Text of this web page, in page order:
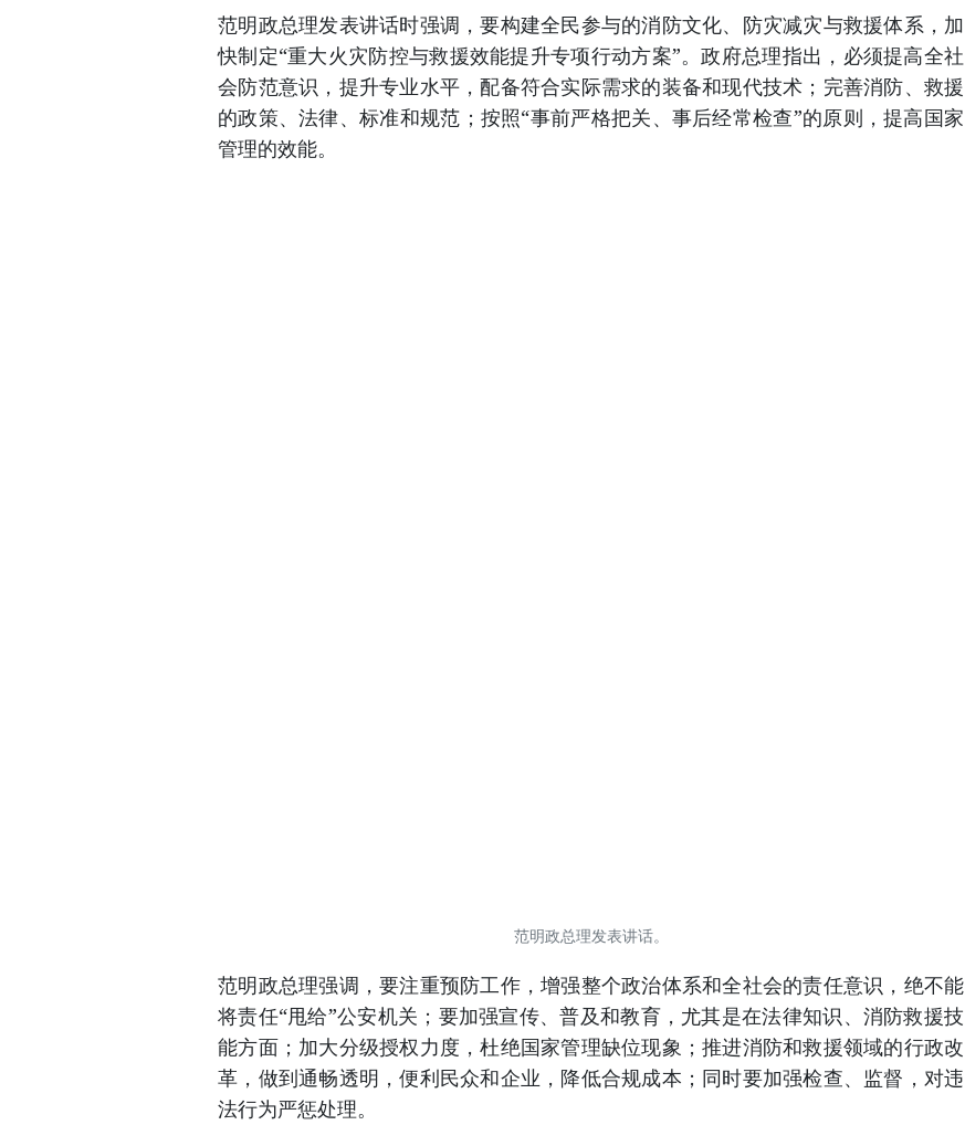
范明政总理发表讲话时强调，要构建全民参与的消防文化、防灾减灾与救援体系，加
快制定“重大火灾防控与救援效能提升专项行动方案”。政府总理指出，必须提高全社
会防范意识，提升专业水平，配备符合实际需求的装备和现代技术；完善消防、救援
的政策、法律、标准和规范；按照“事前严格把关、事后经常检查”的原则，提高国家
管理的效能。
范明政总理发表讲话。
范明政总理强调，要注重预防工作，增强整个政治体系和全社会的责任意识，绝不能
将责任“甩给”公安机关；要加强宣传、普及和教育，尤其是在法律知识、消防救援技
能方面；加大分级授权力度，杜绝国家管理缺位现象；推进消防和救援领域的行政改
革，做到通畅透明，便利民众和企业，降低合规成本；同时要加强检查、监督，对违
法行为严惩处理。